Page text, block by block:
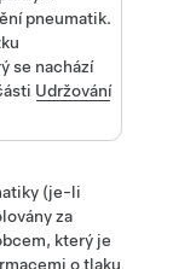
pneumatik.
se nachází
Udržování
(je-li
za
který je
o tlaku